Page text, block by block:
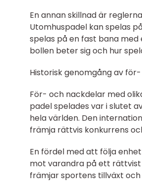
En annan skillnad är
Utomhuspadel kan spelas
spelas på en fast bana
bollen beter sig och hur
Historisk genomgång av
För- och nackdelar med
padel spelades var i slutet
hela världen. Den
främja rättvis konkurrens
En fördel med att följa
mot varandra på ett
främjar sportens tillväxt